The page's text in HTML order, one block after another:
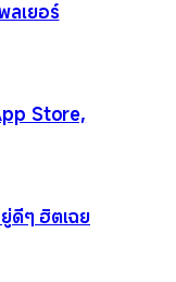
ลเยอร์
Store,
ดีๆ ฮิตเฉย